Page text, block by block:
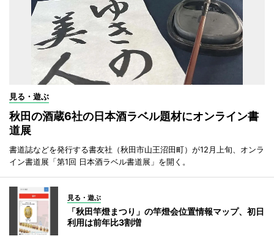
見る・遊ぶ
秋田の酒蔵6社の日本酒ラベル題材にオンライン書
道展
書道誌などを発行する書友社（秋田市山王沼田町）が12月上旬、オンラ
イン書道展「第1回 日本酒ラベル書道展」を開く。
見る・遊ぶ
「秋田竿燈まつり」の竿燈会位置情報マップ、初日
利用は前年比3割増